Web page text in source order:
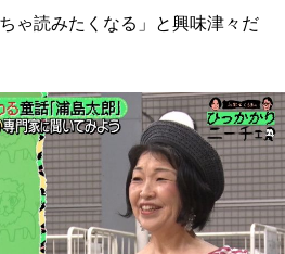
ゃ読みたくなる」と興味津々だ